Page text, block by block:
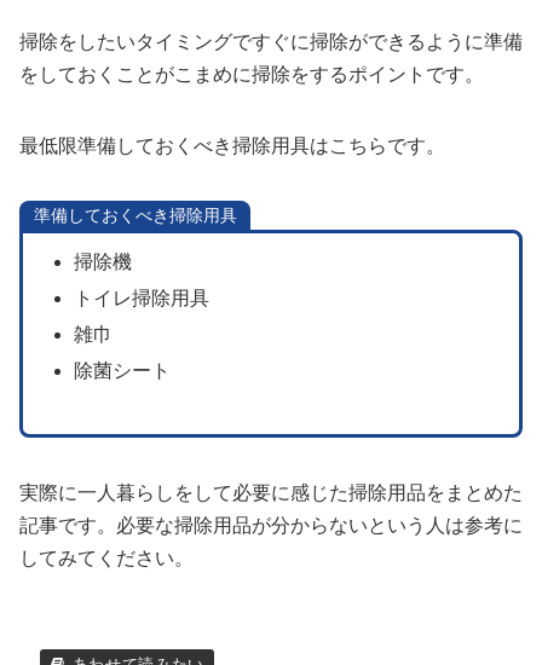
掃除をしたいタイミングですぐに掃除ができるように準備
をしておくことがこまめに掃除をするポイントです。
最低限準備しておくべき掃除用具はこちらです。
準備しておくべき掃除用具
掃除機
トイレ掃除用具
雑巾
除菌シート
実際に一人暮らしをして必要に感じた掃除用品をまとめた
記事です。必要な掃除用品が分からないという人は参考に
してみてください。